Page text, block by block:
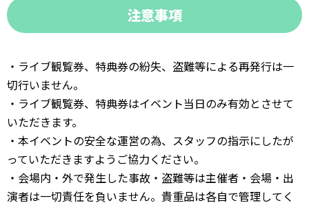
注意事項
・ライブ観覧券、特典券の紛失、盗難等による再発行は一
切行いません。
・ライブ観覧券、特典券はイベント当日のみ有効とさせて
いただきます。
・本イベントの安全な運営の為、スタッフの指示にしたが
っていただきますようご協力ください。
・会場内・外で発生した事故・盗難等は主催者・会場・出
演者は一切責任を負いません。貴重品は各自で管理してく